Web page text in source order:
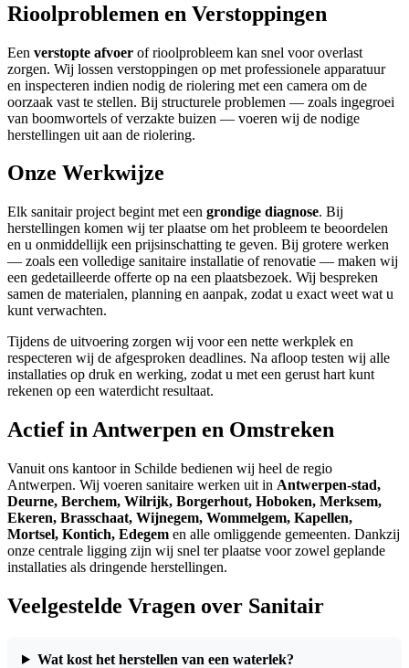
Rioolproblemen en Verstoppingen
Een verstopte afvoer of rioolprobleem kan snel voor overlast
zorgen. Wij lossen verstoppingen op met professionele apparatuur
en inspecteren indien nodig de riolering met een camera om de
oorzaak vast te stellen. Bij structurele problemen — zoals ingegroei
van boomwortels of verzakte buizen — voeren wij de nodige
herstellingen uit aan de riolering.
Onze Werkwijze
Elk sanitair project begint met een grondige diagnose. Bij
herstellingen komen wij ter plaatse om het probleem te beoordelen
en u onmiddellijk een prijsinschatting te geven. Bij grotere werken
— zoals een volledige sanitaire installatie of renovatie — maken wij
een gedetailleerde offerte op na een plaatsbezoek. Wij bespreken
samen de materialen, planning en aanpak, zodat u exact weet wat u
kunt verwachten.
Tijdens de uitvoering zorgen wij voor een nette werkplek en
respecteren wij de afgesproken deadlines. Na afloop testen wij alle
installaties op druk en werking, zodat u met een gerust hart kunt
rekenen op een waterdicht resultaat.
Actief in Antwerpen en Omstreken
Vanuit ons kantoor in Schilde bedienen wij heel de regio
Antwerpen. Wij voeren sanitaire werken uit in Antwerpen-stad,
Deurne, Berchem, Wilrijk, Borgerhout, Hoboken, Merksem,
Ekeren, Brasschaat, Wijnegem, Wommelgem, Kapellen,
Mortsel, Kontich, Edegem en alle omliggende gemeenten. Dankzij
onze centrale ligging zijn wij snel ter plaatse voor zowel geplande
installaties als dringende herstellingen.
Veelgestelde Vragen over Sanitair
Wat kost het herstellen van een waterlek?